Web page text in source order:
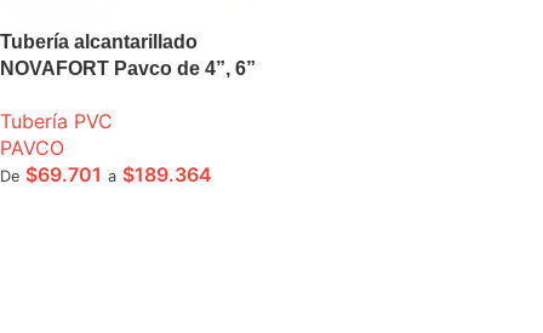
Tubería alcantarillado
NOVAFORT Pavco de 4”, 6”
Tubería PVC
PAVCO
De $69.701 a $189.364